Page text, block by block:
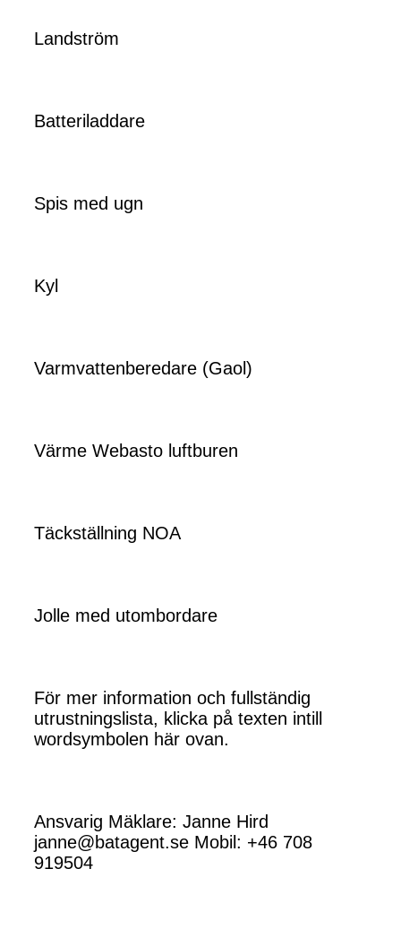
Landström
Batteriladdare
Spis med ugn
Kyl
Varmvattenberedare (Gaol)
Värme Webasto luftburen
Täckställning NOA
Jolle med utombordare
För mer information och fullständig
utrustningslista, klicka på texten intill
wordsymbolen här ovan.
Ansvarig Mäklare: Janne Hird
janne@batagent.se Mobil: +46 708
919504